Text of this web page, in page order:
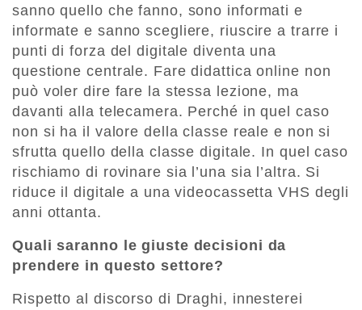
sanno quello che fanno, sono informati e
informate e sanno scegliere, riuscire a trarre i
punti di forza del digitale diventa una
questione centrale. Fare didattica online non
può voler dire fare la stessa lezione, ma
davanti alla telecamera. Perché in quel caso
non si ha il valore della classe reale e non si
sfrutta quello della classe digitale. In quel caso
rischiamo di rovinare sia l’una sia l’altra. Si
riduce il digitale a una videocassetta VHS degli
anni ottanta.
Quali saranno le giuste decisioni da
prendere in questo settore?
Rispetto al discorso di Draghi, innesterei